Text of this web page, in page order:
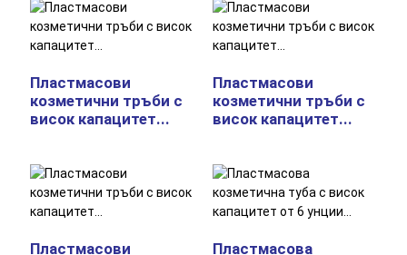
Пластмасови
козметични тръби с
висок капацитет...
Пластмасови
козметични тръби с
висок капацитет...
Пластмасови
Пластмасова